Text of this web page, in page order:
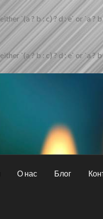
`(a ? b : c) ? d : e` or `a ?
`(a ? b : c) ? d : e` or `a ? b
О нас Блог